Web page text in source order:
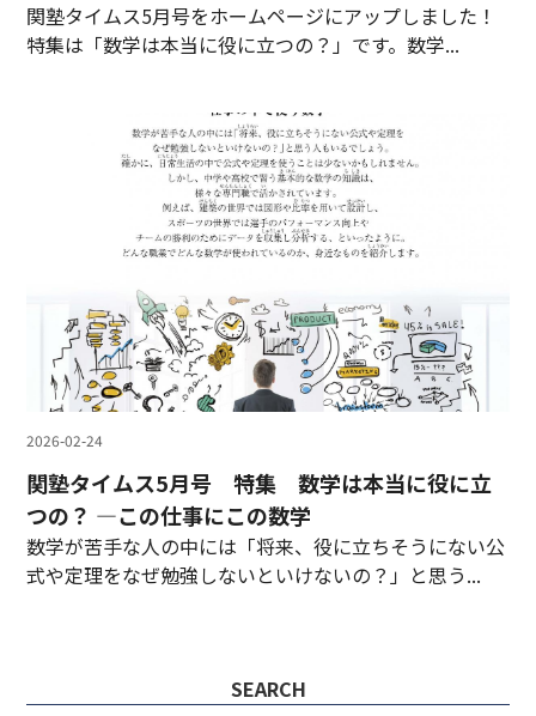
関塾タイムス5月号をホームページにアップしました！
特集は「数学は本当に役に立つの？」です。数学...
2026-02-24
関塾タイムス5月号 特集 数学は本当に役に立
つの？ ―この仕事にこの数学
数学が苦手な人の中には「将来、役に立ちそうにない公
式や定理をなぜ勉強しないといけないの？」と思う...
SEARCH